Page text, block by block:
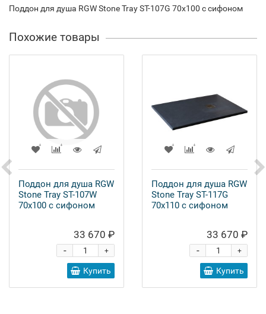
Поддон для душа RGW Stone Tray ST-107G 70х100 с сифоном
Похожие товары
Поддон для душа RGW
Stone Tray ST-107W
70х100 с сифоном
33 670 ₽
+
-
Купить
Поддон для душа RGW
Stone Tray ST-117G
70х110 с сифоном
33 670 ₽
+
-
Купить